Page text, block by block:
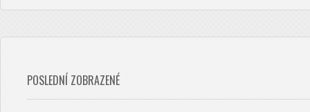
POSLEDNÍ ZOBRAZENÉ